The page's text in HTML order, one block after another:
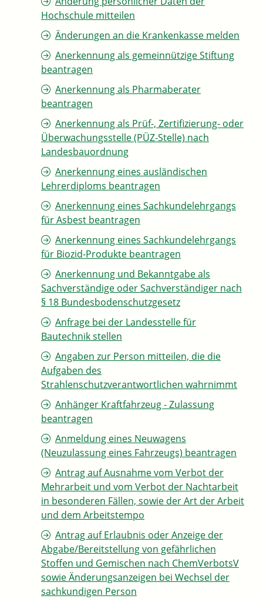
Hochschule mitteilen
Änderungen an die Krankenkasse melden
Anerkennung als gemeinnützige Stiftung
beantragen
Anerkennung als Pharmaberater
beantragen
Anerkennung als Prüf-, Zertifizierung- oder
Überwachungsstelle (PÜZ-Stelle) nach
Landesbauordnung
Anerkennung eines ausländischen
Lehrerdiploms beantragen
Anerkennung eines Sachkundelehrgangs
für Asbest beantragen
Anerkennung eines Sachkundelehrgangs
für Biozid-Produkte beantragen
Anerkennung und Bekanntgabe als
Sachverständige oder Sachverständiger nach
§ 18 Bundesbodenschutzgesetz
Anfrage bei der Landesstelle für
Bautechnik stellen
Angaben zur Person mitteilen, die die
Aufgaben des
Strahlenschutzverantwortlichen wahrnimmt
Anhänger Kraftfahrzeug - Zulassung
beantragen
Anmeldung eines Neuwagens
(Neuzulassung eines Fahrzeugs) beantragen
Antrag auf Ausnahme vom Verbot der
Mehrarbeit und vom Verbot der Nachtarbeit
in besonderen Fällen, sowie der Art der Arbeit
und dem Arbeitstempo
Antrag auf Erlaubnis oder Anzeige der
Abgabe/Bereitstellung von gefährlichen
Stoffen und Gemischen nach ChemVerbotsV
sowie Änderungsanzeigen bei Wechsel der
sachkundigen Person